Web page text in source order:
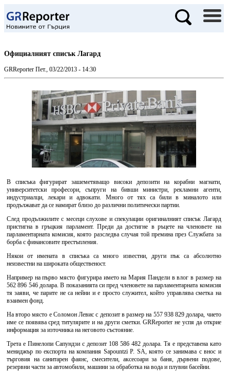
Официалният списък Лагард
GRReporter Пет., 03/22/2013 - 14:30
В списъка фигурират зашеметяващо високи депозити на корабни магнати,
университетски професори, съпруги на бивши министри, рекламни агенти,
индустриалци, лекари и адвокати. Много от тях са били в миналото или
продължават да се намират близо до различни политически партии.
След продължилите с месеци слухове и спекулации оригиналният списък Лагард
пристигна в гръцкия парламент. Преди да достигне в ръцете на членовете на
парламентарната комисия, която разследва случая той премина през Службата за
борба с финансовите престъпления.
Някои от имената в списъка са много известни, други пък са абсолютно
неизвестни на широката общественост.
Например на първо място фигурира името на Мария Пандели в влог в размер на
562 896 546 долара. В показанията си пред членовете на парламентарната комисия
тя заяви, че парите не са нейни и е просто служител, който управлява сметка на
взаимен фонд.
На второ място е Соломон Левис с депозит в размер на 557 938 829 долара, чието
име се появява сред титулярите и на други сметки. GRReporter не успя да открие
информация за източника на неговото състояние.
Трета е Пинелопи Сапундзи с депозит 108 586 482 долара. Тя е представена като
мениджър по експорта на компания Sapountzi P. SA, която се занимава с внос и
търговия на санитарен фаянс, смесители, аксесоари за баня, дървени подове,
резервни части за автомобили, машини за обработка на вода и плувни басейни.